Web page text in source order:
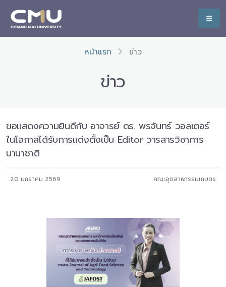
หน้าแรก ข่าว
ข่าว
ขอแสดงความยินดีกับ อาจารย์ ดร. พรจันทร์ วอลเตอร์
ในโอกาสได้รับการแต่งตั้งเป็น Editor วารสารวิชาการ
นานาชาติ
20 มกราคม 2569 คณะอุตสาหกรรมเกษตร